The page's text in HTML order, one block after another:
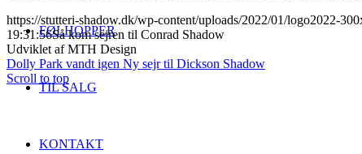
FØLHOPPER
TIL SALG
KONTAKT
https://stutteri-shadow.dk/wp-content/uploads/2022/01/logo2022-
19:31:56Så kom sejren til Conrad Shadow
Udviklet af MTH Design
Dolly Park vandt igen Ny sejr til Dickson Shadow
Scroll to top